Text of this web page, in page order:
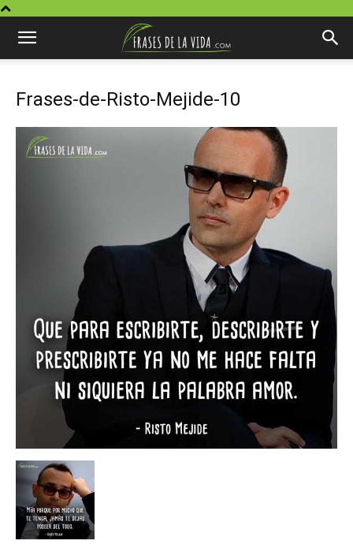
Frases-de-Risto-Mejide-10